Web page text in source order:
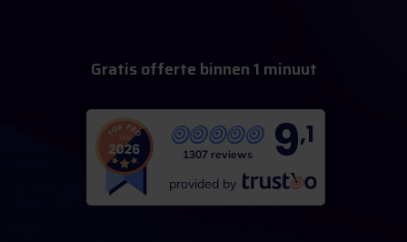
Gratisofferte binnen1 minuut
1307 reviews 9,1
provided by